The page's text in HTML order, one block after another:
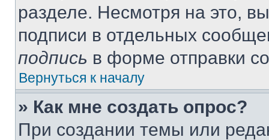
разделе. Несмотря на это,
подписи в отдельных
подпись в форме отправки
Вернуться к началу
» Как мне создать опрос?
При создании темы или